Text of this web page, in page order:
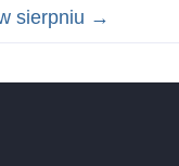
sierpniu →